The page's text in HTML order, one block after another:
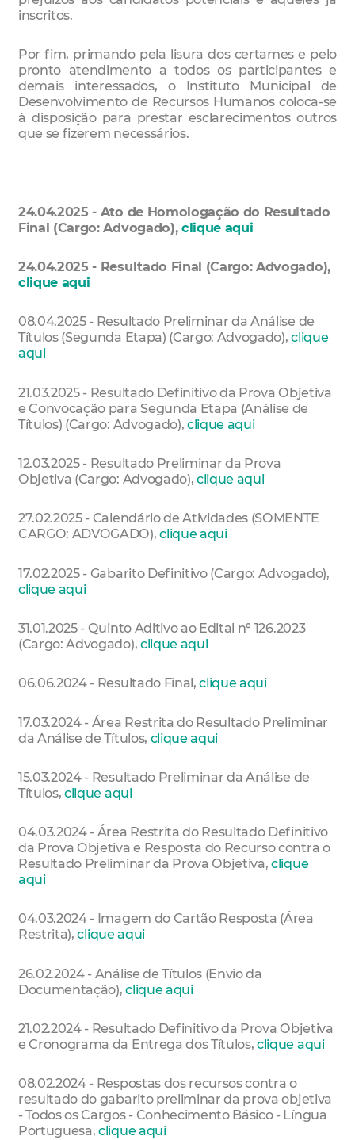
inscritos.
Por fim, primando pela lisura dos certames e pelo
pronto atendimento a todos os participantes e
demais interessados, o Instituto Municipal de
Desenvolvimento de Recursos Humanos coloca-se
à disposição para prestar esclarecimentos outros
que se fizerem necessários.
24.04.2025 - Ato de Homologação do Resultado
Final (Cargo: Advogado), clique aqui
24.04.2025 - Resultado Final (Cargo: Advogado),
clique aqui
08.04.2025 - Resultado Preliminar da Análise de
Títulos (Segunda Etapa) (Cargo: Advogado),clique
aqui
21.03.2025 - Resultado Definitivo da Prova Objetiva
e Convocação para Segunda Etapa (Análise de
Títulos) (Cargo: Advogado), clique aqui
12.03.2025 - Resultado Preliminar da Prova
Objetiva (Cargo: Advogado), clique aqui
27.02.2025 - Calendário de Atividades (SOMENTE
CARGO: ADVOGADO),clique aqui
17.02.2025 - Gabarito Definitivo (Cargo: Advogado),
clique aqui
31.01.2025 - Quinto Aditivo ao Edital nº 126.2023
(Cargo: Advogado), clique aqui
06.06.2024 - Resultado Final,clique aqui
17.03.2024 - Área Restrita do Resultado Preliminar
da Análise de Títulos, clique aqui
15.03.2024 - Resultado Preliminar da Análise de
Títulos,clique aqui
04.03.2024 - Área Restrita do Resultado Definitivo
da Prova Objetiva e Resposta do Recurso contra o
Resultado Preliminar da Prova Objetiva,clique
aqui
04.03.2024 - Imagem do Cartão Resposta (Área
Restrita),clique aqui
26.02.2024 - Análise de Títulos (Envio da
Documentação),clique aqui
21.02.2024 - Resultado Definitivo da Prova Objetiva
e Cronograma da Entrega dos Títulos,clique aqui
08.02.2024 - Respostas dos recursos contra o
resultado do gabarito preliminar da prova objetiva
- Todos os Cargos - Conhecimento Básico - Língua
Portuguesa,clique aqui